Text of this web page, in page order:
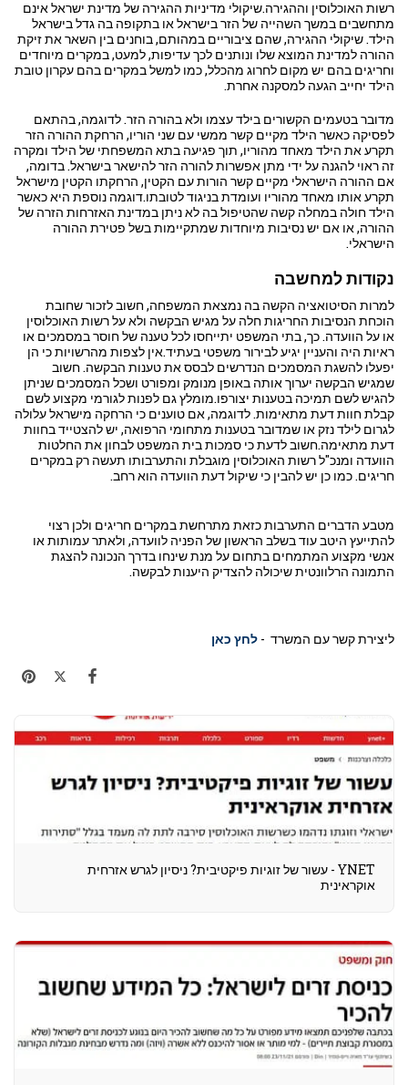
רשות האוכלוסין וההגירה.שיקולי מדיניות ההגירה של מדינת ישראל אינם
מתחשבים במשך השהייה של הזר בישראל או בתקופה בה גדל בישראל
הילד. שיקולי ההגירה, שהם ציבוריים במהותם, בוחנים בין השאר את זיקת
ההורה למדינת המוצא שלו ונותנים לכך עדיפות, למעט, במקרים מיוחדים
וחריגים בהם יש מקום לחרוג מהכלל, כמו למשל במקרים בהם עקרון טובת
הילד יחייב הגעה למסקנה אחרת.
מדובר בטעמים הקשורים בילד עצמו ולא בהורה הזר. לדוגמה, בהתאם
לפסיקה כאשר הילד מקיים קשר ממשי עם שני הוריו, הרחקת ההורה הזר
תקרע את הילד מאחד מהוריו, תוך פגיעה בתא המשפחתי של הילד ומקרה
זה ראוי להגנה על ידי מתן אפשרות להורה הזר להישאר בישראל. בדומה,
אם ההורה הישראלי מקיים קשר הורות עם הקטין, הרחקתו הקטין מישראל
תקרע אותו מאחד מהוריו ועומדת בניגוד לטובתו.דוגמה נוספת היא כאשר
הילד חולה במחלה קשה שהטיפול בה לא ניתן במדינת האזרחות הזרה של
ההורה, או אם יש נסיבות מיוחדות שמתקיימות בשל פטירת ההורה
הישראלי.
נקודות למחשבה
למרות הסיטואציה הקשה בה נמצאת המשפחה, חשוב לזכור שחובת
הוכחת הנסיבות החריגות חלה על מגיש הבקשה ולא על רשות האוכלוסין
או על הוועדה. כך, בתי המשפט יתייחסו לכל טענה של חוסר במסמכים או
ראיות היה והעניין יגיע לבירור משפטי בעתיד.אין לצפות מהרשויות כי הן
יפעלו להשגת המסמכים הנדרשים לבסס את טענות הבקשה. חשוב
שמגיש הבקשה יערוך אותה באופן מנומק ומפורט ושכל המסמכים שניתן
להגיש לשם תמיכה בטענות יצורפו.מומלץ גם לפנות לגורמי מקצוע לשם
קבלת חוות דעת מתאימות. לדוגמה, אם טוענים כי הרחקה מישראל עלולה
לגרום לילד נזק או שמדובר בטענות מתחומי הרפואה, יש להצטייד בחוות
דעת מתאימה.חשוב לדעת כי סמכות בית המשפט לבחון את החלטות
הוועדה ומנכ"ל רשות האוכלוסין מוגבלת והתערבותו תעשה רק במקרים
חריגים. כמו כן יש להבין כי שיקול דעת הוועדה הוא רחב.
מטבע הדברים התערבות כזאת מתרחשת במקרים חריגים ולכן רצוי
להתייעץ היטב עוד בשלב הראשון של הפניה לוועדה, ולאתר עמותות או
אנשי מקצוע המתמחים בתחום על מנת שינחו בדרך הנכונה להצגת
התמונה הרלוונטית שיכולה להצדיק היענות לבקשה.
ליצירת קשר עם המשרד - לחץ כאן
YNET - עשור של זוגיות פיקטיבית? ניסיון לגרש אזרחית
אוקראינית